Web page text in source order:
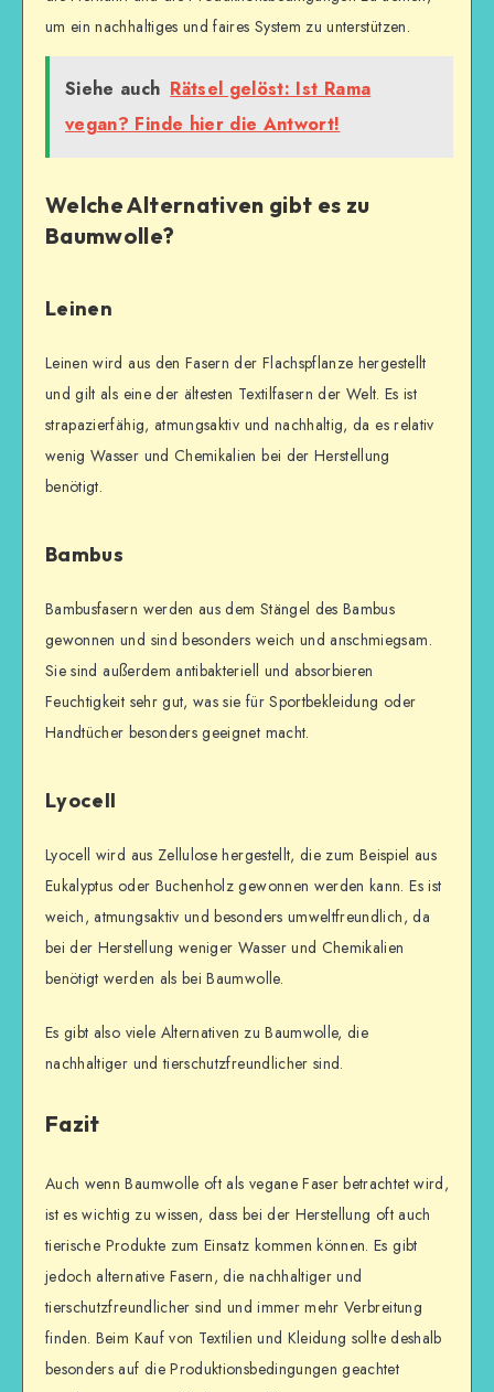
um ein nachhaltiges und faires System zu unterstützen.
Siehe auch Rätsel gelöst: Ist Rama
vegan? Finde hier die Antwort!
Welche Alternativen gibt es zu
Baumwolle?
Leinen
Leinen wird aus den Fasern der Flachspflanze hergestellt
und gilt als eine der ältesten Textilfasern der Welt. Es ist
strapazierfähig, atmungsaktiv und nachhaltig, da es relativ
wenig Wasser und Chemikalien bei der Herstellung
benötigt.
Bambus
Bambusfasern werden aus dem Stängel des Bambus
gewonnen und sind besonders weich und anschmiegsam.
Sie sind außerdem antibakteriell und absorbieren
Feuchtigkeit sehr gut, was sie für Sportbekleidung oder
Handtücher besonders geeignet macht.
Lyocell
Lyocell wird aus Zellulose hergestellt, die zum Beispiel aus
Eukalyptus oder Buchenholz gewonnen werden kann. Es ist
weich, atmungsaktiv und besonders umweltfreundlich, da
bei der Herstellung weniger Wasser und Chemikalien
benötigt werden als bei Baumwolle.
Es gibt also viele Alternativen zu Baumwolle, die
nachhaltiger und tierschutzfreundlicher sind.
Fazit
Auch wenn Baumwolle oft als vegane Faser betrachtet wird,
ist es wichtig zu wissen, dass bei der Herstellung oft auch
tierische Produkte zum Einsatz kommen können. Es gibt
jedoch alternative Fasern, die nachhaltiger und
tierschutzfreundlicher sind und immer mehr Verbreitung
finden. Beim Kauf von Textilien und Kleidung sollte deshalb
besonders auf die Produktionsbedingungen geachtet